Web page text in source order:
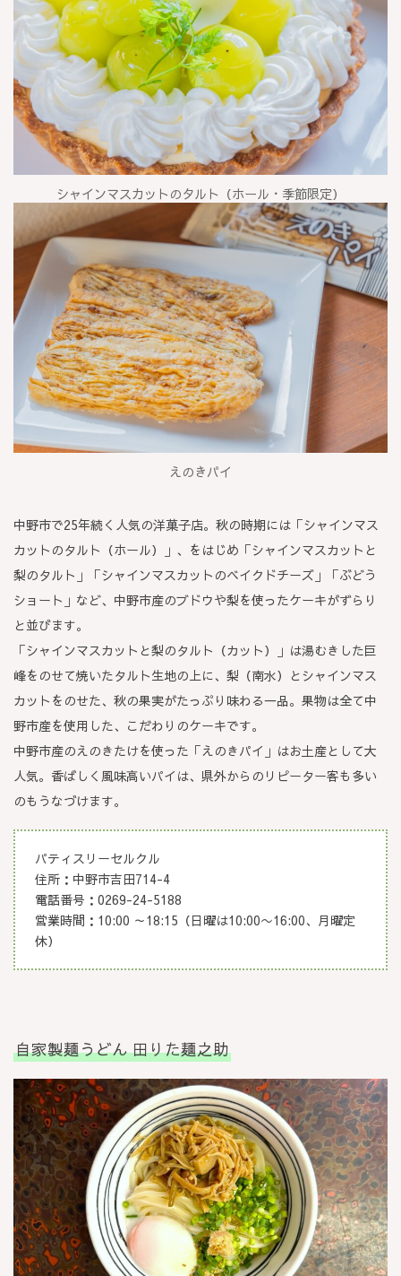
シャインマスカットのタルト（ホール・季節限定）
えのきパイ
中野市で25年続く人気の洋菓子店。秋の時期には「シャインマス
カットのタルト（ホール）」、をはじめ「シャインマスカットと
梨のタルト」「シャインマスカットのベイクドチーズ」「ぶどう
ショート」など、中野市産のブドウや梨を使ったケーキがずらり
と並びます。
「シャインマスカットと梨のタルト（カット）」は湯むきした巨
峰をのせて焼いたタルト生地の上に、梨（南水）とシャインマス
カットをのせた、秋の果実がたっぷり味わる一品。果物は全て中
野市産を使用した、こだわりのケーキです。
中野市産のえのきたけを使った「えのきパイ」はお土産として大
人気。香ばしく風味高いパイは、県外からのリピーター客も多い
のもうなづけます。
パティスリーセルクル
住所：中野市吉田714-4
電話番号：0269-24-5188
営業時間：10:00 ～18:15（日曜は10:00〜16:00、月曜定
休）
自家製麺うどん 田りた麺之助